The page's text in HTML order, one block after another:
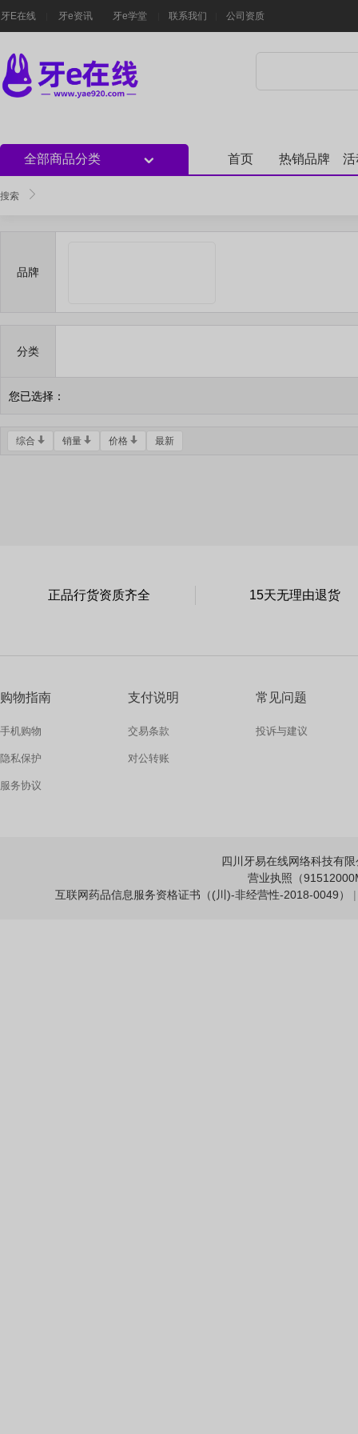
牙E在线 牙e资讯 牙e学堂 联系我们 公司资质
全部商品分类 首页 热销品牌 活
搜索
品牌
分类
您已选择：
综合 销量 价格 最新
正品行货资质齐全 15天无理由退货
购物指南
手机购物
隐私保护
服务协议
支付说明
交易条款
对公转账
常见问题
投诉与建议
四川牙易在线网络科技有
营业执照（
互联网药品信息服务资格证书（(川)-非经营性-2018-0049）